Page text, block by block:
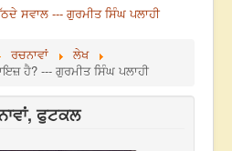
ਸਵਾਲ --- ਗੁਰਮੀਤ ਸਿੰਘ ਪਲਾਹੀ
ਰਚਨਾਵਾਂ
ਲੇਖ
ਹੈ? --- ਗੁਰਮੀਤ ਸਿੰਘ ਪਲਾਹੀ
ਫੁਟਕਲ